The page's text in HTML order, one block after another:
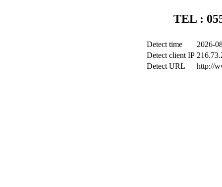
TEL :
Detect time
2026-
Detect client IP
Detect URL
http://